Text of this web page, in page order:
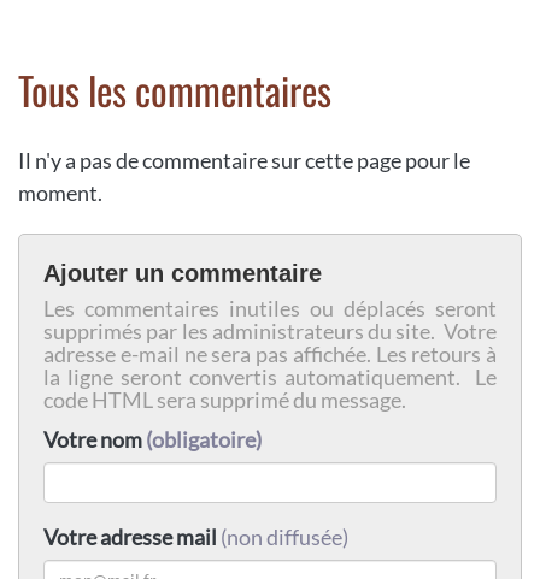
Tous les commentaires
Il n'y a pas de commentaire sur cette page pour le
moment.
Ajouter un commentaire
Les commentaires inutiles ou déplacés seront
supprimés par les administrateurs du site. Votre
adresse e-mail ne sera pas affichée. Les retours à
la ligne seront convertis automatiquement. Le
code HTML sera supprimé du message.
Votre nom(obligatoire)
Votre adresse mail (non diffusée)